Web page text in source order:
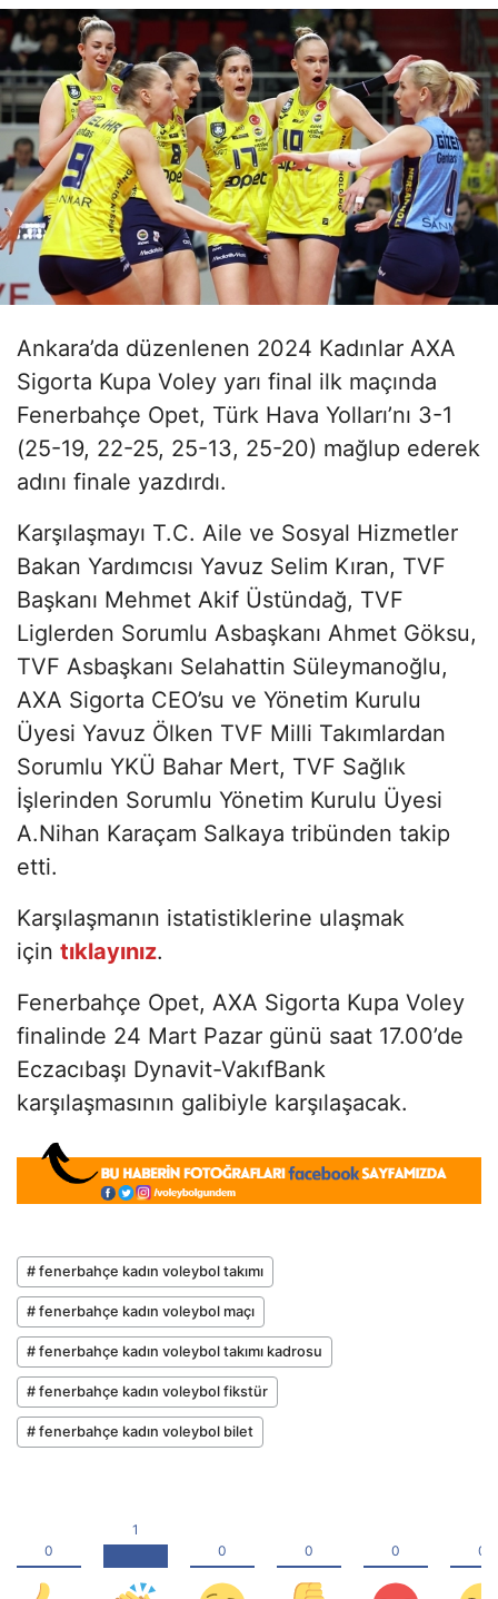
Ankara’da düzenlenen 2024 Kadınlar AXA
Sigorta Kupa Voley yarı final ilk maçında
Fenerbahçe Opet, Türk Hava Yolları’nı 3-1
(25-19, 22-25, 25-13, 25-20) mağlup ederek
adını finale yazdırdı.
Karşılaşmayı T.C. Aile ve Sosyal Hizmetler
Bakan Yardımcısı Yavuz Selim Kıran, TVF
Başkanı Mehmet Akif Üstündağ, TVF
Liglerden Sorumlu Asbaşkanı Ahmet Göksu,
TVF Asbaşkanı Selahattin Süleymanoğlu,
AXA Sigorta CEO’su ve Yönetim Kurulu
Üyesi Yavuz Ölken TVF Milli Takımlardan
Sorumlu YKÜ Bahar Mert, TVF Sağlık
İşlerinden Sorumlu Yönetim Kurulu Üyesi
A.Nihan Karaçam Salkaya tribünden takip
etti.
Karşılaşmanın istatistiklerine ulaşmak
için tıklayınız.
Fenerbahçe Opet, AXA Sigorta Kupa Voley
finalinde 24 Mart Pazar günü saat 17.00’de
Eczacıbaşı Dynavit-VakıfBank
karşılaşmasının galibiyle karşılaşacak.
# fenerbahçe kadın voleybol takımı
# fenerbahçe kadın voleybol maçı
# fenerbahçe kadın voleybol takımı kadrosu
# fenerbahçe kadın voleybol fikstür
# fenerbahçe kadın voleybol bilet